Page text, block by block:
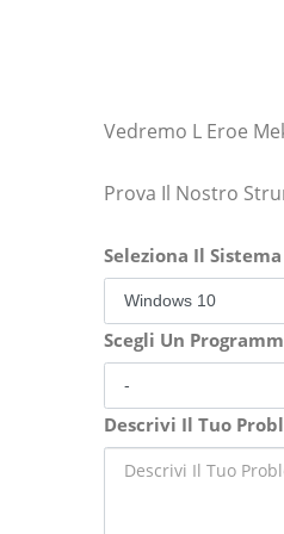
Vedremo L Eroe
Prova Il Nostro
Seleziona Il
Scegli Un
Descrivi Il Tuo